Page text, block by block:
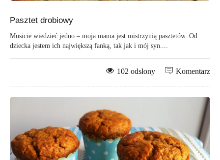
Pasztet drobiowy
Musicie wiedzieć jedno – moja mama jest mistrzynią pasztetów. Od
dziecka jestem ich największą fanką, tak jak i mój syn....
Komentarz
102 odsłony